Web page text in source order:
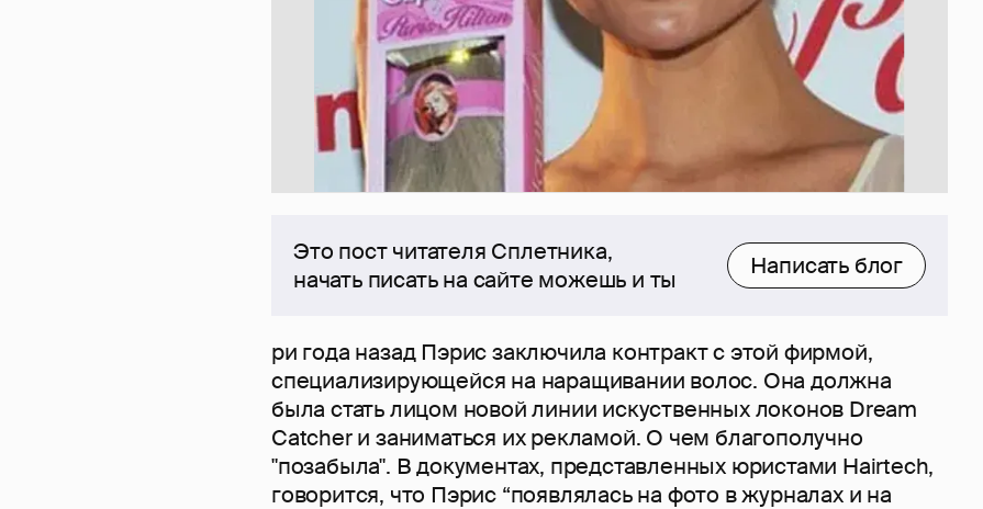
Это пост читателя Сплетника,
начать писать на сайте можешь и ты
Написать блог
ри года назад Пэрис заключила контракт с этой фирмой,
специализирующейся на наращивании волос. Она должна
была стать лицом новой линии искуственных локонов Dream
Catcher и заниматься их рекламой. О чем благополучно
"позабыла". В документах, представленных юристами Hairtech,
говорится, что Пэрис “появлялась на фото в журналах и на